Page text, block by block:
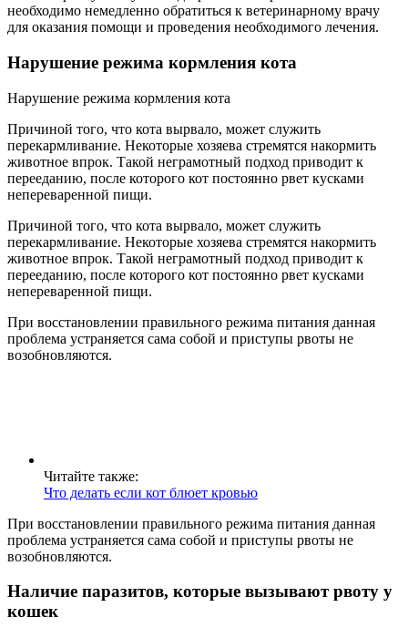
необходимо немедленно обратиться к ветеринарному врачу
для оказания помощи и проведения необходимого лечения.
Нарушение режима кормления кота
Нарушение режима кормления кота
Причиной того, что кота вырвало, может служить
перекармливание. Некоторые хозяева стремятся накормить
животное впрок. Такой неграмотный подход приводит к
перееданию, после которого кот постоянно рвет кусками
непереваренной пищи.
Причиной того, что кота вырвало, может служить
перекармливание. Некоторые хозяева стремятся накормить
животное впрок. Такой неграмотный подход приводит к
перееданию, после которого кот постоянно рвет кусками
непереваренной пищи.
При восстановлении правильного режима питания данная
проблема устраняется сама собой и приступы рвоты не
возобновляются.
Читайте также:
Что делать если кот блюет кровью
При восстановлении правильного режима питания данная
проблема устраняется сама собой и приступы рвоты не
возобновляются.
Наличие паразитов, которые вызывают рвоту у
кошек